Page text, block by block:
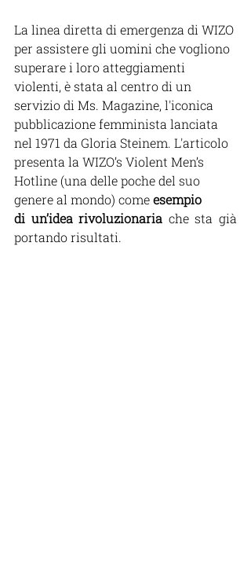
La linea diretta di emergenza di WIZO
per assistere gli uomini che vogliono
superare i loro atteggiamenti
violenti, è stata al centro di un
servizio di Ms. Magazine, l'iconica
pubblicazione femminista lanciata
nel 1971 da Gloria Steinem. L'articolo
presenta la WIZO’s Violent Men’s
Hotline (una delle poche del suo
genere al mondo) come esempio
di un’idea rivoluzionaria che sta già
portando risultati.